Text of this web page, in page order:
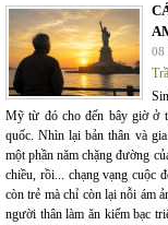
08
Mỹ từ đó cho đến bây giờ ở
quốc. Nhìn lại bản thân và
một phần năm chặng đường
chiều, rồi... chạng vạng cuộc
còn trẻ mà chỉ còn lại nỗi ám
người thân làm ăn kiếm bạc